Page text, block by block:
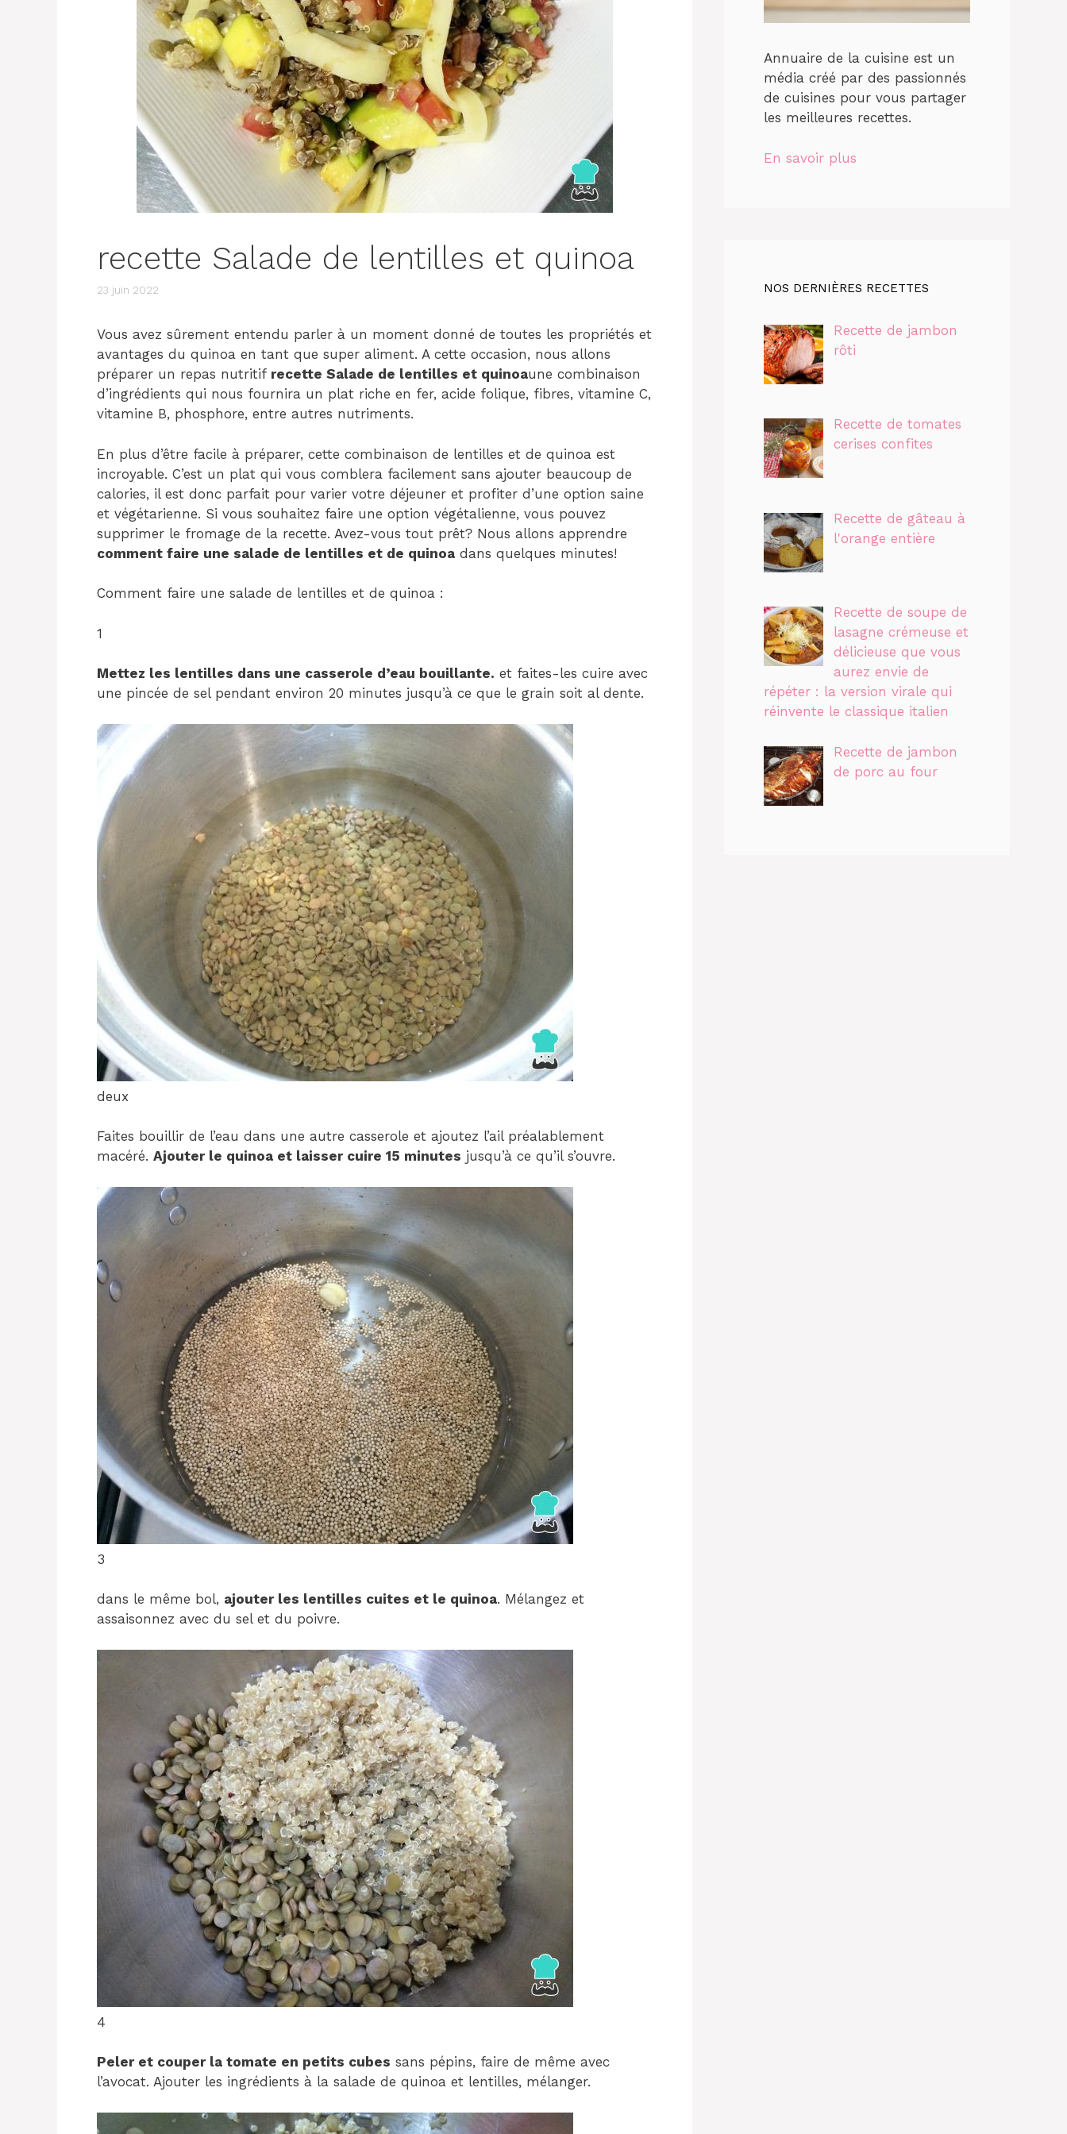
recette Salade de lentilles et quinoa
23 juin 2022
Vous avez sûrement entendu parler à un moment donné de toutes les propriétés et
avantages du quinoa en tant que super aliment. A cette occasion, nous allons
préparer un repas nutritif recette Salade de lentilles et quinoaune combinaison
d’ingrédients qui nous fournira un plat riche en fer, acide folique, fibres, vitamine C,
vitamine B, phosphore, entre autres nutriments.
En plus d’être facile à préparer, cette combinaison de lentilles et de quinoa est
incroyable. C’est un plat qui vous comblera facilement sans ajouter beaucoup de
calories, il est donc parfait pour varier votre déjeuner et profiter d’une option saine
et végétarienne. Si vous souhaitez faire une option végétalienne, vous pouvez
supprimer le fromage de la recette. Avez-vous tout prêt? Nous allons apprendre
comment faire une salade de lentilles et de quinoa dans quelques minutes!
Comment faire une salade de lentilles et de quinoa :
1
Mettez les lentilles dans une casserole d’eau bouillante. et faites-les cuire avec
une pincée de sel pendant environ 20 minutes jusqu’à ce que le grain soit al dente.
deux
Faites bouillir de l’eau dans une autre casserole et ajoutez l’ail préalablement
macéré. Ajouter le quinoa et laisser cuire 15 minutes jusqu’à ce qu’il s’ouvre.
3
dans le même bol, ajouter les lentilles cuites et le quinoa. Mélangez et
assaisonnez avec du sel et du poivre.
4
Peler et couper la tomate en petits cubes sans pépins, faire de même avec
l’avocat. Ajouter les ingrédients à la salade de quinoa et lentilles, mélanger.
Annuaire de la cuisine est un
média créé par des passionnés
de cuisines pour vous partager
les meilleures recettes.
En savoir plus
NOS DERNIÈRES RECETTES
Recette de jambon
rôti
Recette de tomates
cerises confites
Recette de gâteau à
l'orange entière
Recette de soupe de
lasagne crémeuse et
délicieuse que vous
aurez envie de
répéter : la version virale qui
réinvente le classique italien
Recette de jambon
de porc au four